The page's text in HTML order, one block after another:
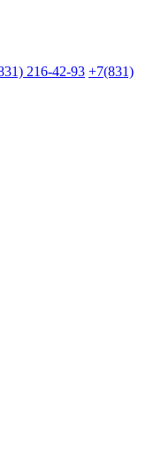
216-42-93 +7(831)